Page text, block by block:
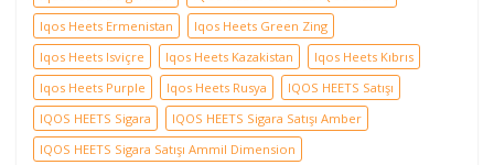
Iqos Heets Ermenistan
Iqos Heets Green Zing
Iqos Heets Isviçre
Iqos Heets Kazakistan
Iqos Heets Kıbrıs
Iqos Heets Purple
Iqos Heets Rusya
IQOS HEETS Satışı
IQOS HEETS Sigara
IQOS HEETS Sigara Satışı Amber
IQOS HEETS Sigara Satışı Ammil Dimension